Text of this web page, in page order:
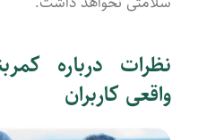
نظرات درباره
واقعی کاربران